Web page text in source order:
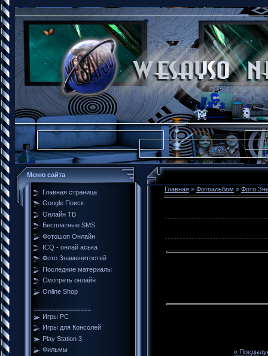
Меню сайта
Главная страница
Google Поиск
Онлайн ТВ
Бесплатные SMS
Фотошоп Онлайн
ICQ - онлай аська
Фото Знаменитостей
Последние материалы
Смотреть онлайн
Online Shop
================
Игры PC
Игры для Консолей
Play Station 3
Фильмы
Главная » Фотоальбом » Фото
«